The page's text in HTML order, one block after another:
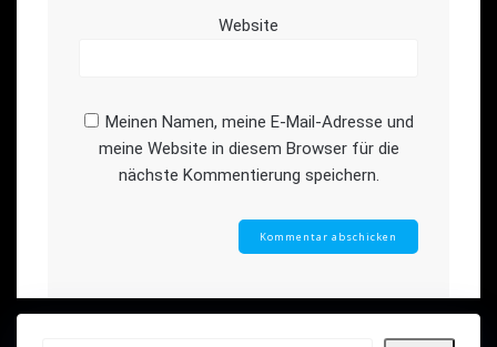
Website
Meinen Namen, meine E-Mail-Adresse und
meine Website in diesem Browser für die
nächste Kommentierung speichern.